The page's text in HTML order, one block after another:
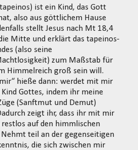
ist ein Kind, das Gott
also aus göttlichem Hause
stellt Jesus nach Mt 18,4
Mitte und erklärt das tapeinos-
(also seine
zum Maßstab für
Himmelreich groß sein will.
hieße dann: werdet mit mir
Gottes, indem ihr meine
(Sanftmut und Demut)
zeigt ihr, dass ihr mit mir
auf den himmlischen
teil an der gegenseitigen
die sich zwischen mir